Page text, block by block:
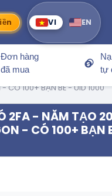
VI EN
Đơn hàng
đã mua
tự
CÓ 100+ BẠN BÈ - UID 1000
2FA - NĂM TẠO
- CÓ 100+ BẠN